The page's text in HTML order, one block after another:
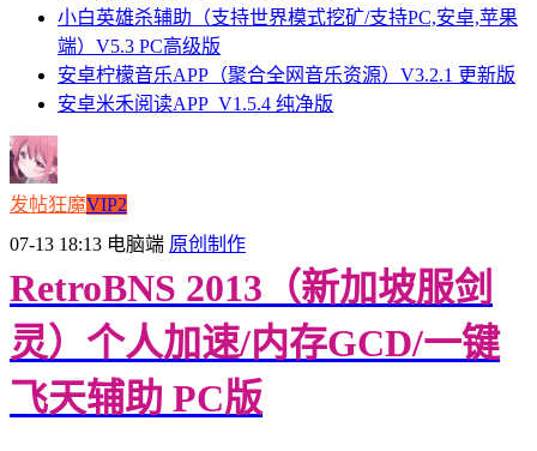
小白英雄杀辅助（支持世界模式挖矿/支持PC,安卓,苹果
端）V5.3 PC高级版
安卓柠檬音乐APP（聚合全网音乐资源）V3.2.1 更新版
安卓米禾阅读APP_V1.5.4 纯净版
发帖狂魔VIP2
07-13 18:13 电脑端 原创制作
RetroBNS 2013（新加坡服剑
灵）个人加速/内存GCD/一键
飞天辅助 PC版